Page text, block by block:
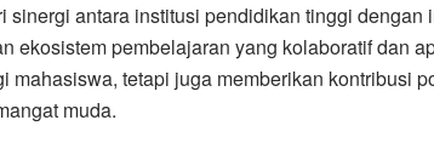
sinergi antara institusi pendidikan tinggi dengan
ekosistem pembelajaran yang kolaboratif dan
mahasiswa, tetapi juga memberikan kontribusi
muda.